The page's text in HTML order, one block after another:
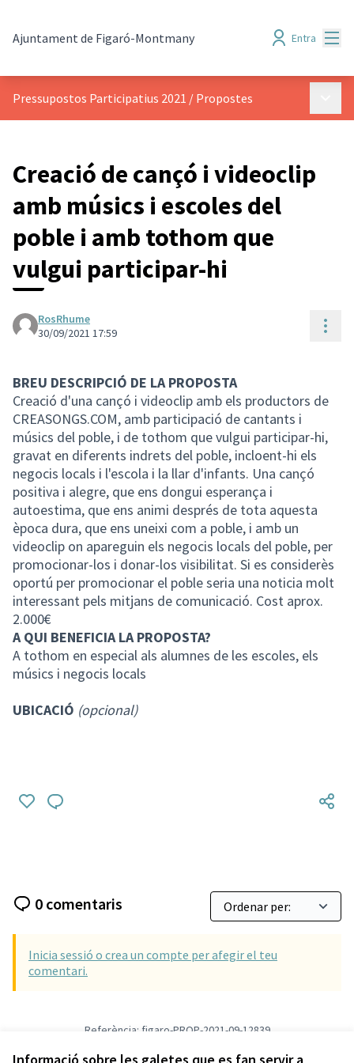
Ajuntament de Figaró-Montmany Entra
Pressupostos Participatius 2021 / Propostes
Creació de cançó i videoclip
amb músics i escoles del
poble i amb tothom que
vulgui participar-hi
RosRhume
30/09/2021 17:59
BREU DESCRIPCIÓ DE LA PROPOSTA
Creació d'una cançó i videoclip amb els productors de
CREASONGS.COM, amb participació de cantants i
músics del poble, i de tothom que vulgui participar-hi,
gravat en diferents indrets del poble, incloent-hi els
negocis locals i l'escola i la llar d'infants. Una cançó
positiva i alegre, que ens dongui esperança i
autoestima, que ens animi després de tota aquesta
època dura, que ens uneixi com a poble, i amb un
videoclip on apareguin els negocis locals del poble, per
promocionar-los i donar-los visibilitat. Si es considerès
oportú per promocionar el poble seria una noticia molt
interessant pels mitjans de comunicació. Cost aprox.
2.000€
A QUI BENEFICIA LA PROPOSTA?
A tothom en especial als alumnes de les escoles, els
músics i negocis locals
UBICACIÓ (opcional)
0 comentaris
Inicia sessió o crea un compte per afegir el teu
comentari.
Referència: figaro-PROP-2021-09-12839
Verifica l'empremta digital